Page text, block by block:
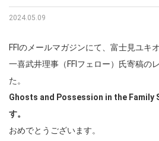
2024.05.09
FFIのメールマガジンにて、富士見ユキ
一喜武井理事（FFIフェロー）氏寄稿の
た。
Ghosts and Possession in the Family
す。
おめでとうございます。